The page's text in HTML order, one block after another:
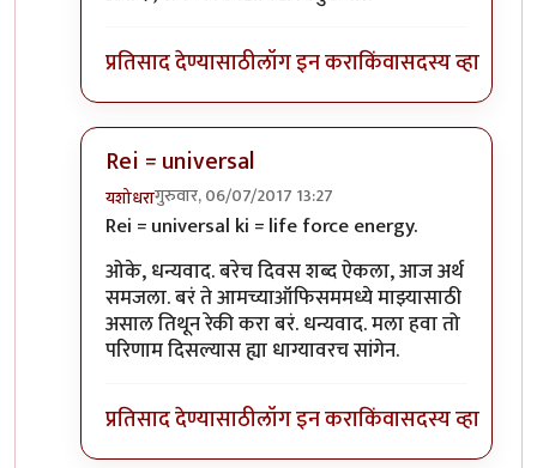
प्रतिसाद देण्यासाठीलॉग इन कराकिंवासदस्य व्हा
Rei = universal
यशोधरागुरुवार, 06/07/2017 13:27
In reply toRei = universalbyशानबा५१२
Rei = universal ki = life force energy.
ओके, धन्यवाद. बरेच दिवस शब्द ऐकला, आज अर्थ
समजला. बरं ते आमच्याऑफिसममध्ये माझ्यासाठी
असाल तिथून रेकी करा बरं. धन्यवाद. मला हवा तो
परिणाम दिसल्यास ह्या धाग्यावरच सांगेन.
प्रतिसाद देण्यासाठीलॉग इन कराकिंवासदस्य व्हा